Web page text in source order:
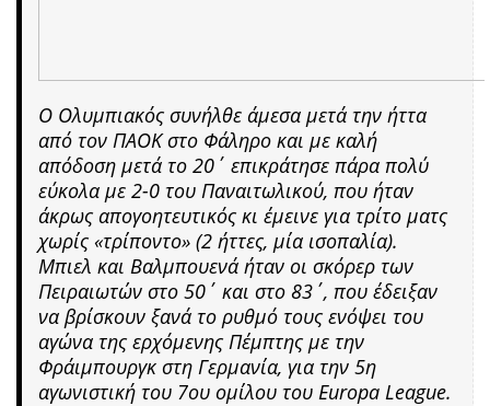
Ο Ολυμπιακός συνήλθε άμεσα μετά την ήττα
από τον ΠΑΟΚ στο Φάληρο και με καλή
απόδοση μετά το 20΄ επικράτησε πάρα πολύ
εύκολα με 2-0 του Παναιτωλικού, που ήταν
άκρως απογοητευτικός κι έμεινε για τρίτο ματς
χωρίς «τρίποντο» (2 ήττες, μία ισοπαλία).
Μπιελ και Βαλμπουενά ήταν οι σκόρερ των
Πειραιωτών στο 50΄ και στο 83΄, που έδειξαν
να βρίσκουν ξανά το ρυθμό τους ενόψει του
αγώνα της ερχόμενης Πέμπτης με την
Φράιμπουργκ στη Γερμανία, για την 5η
αγωνιστική του 7ου ομίλου του Europa League.